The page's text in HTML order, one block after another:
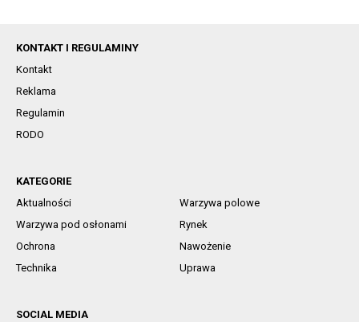
KONTAKT I REGULAMINY
Kontakt
Reklama
Regulamin
RODO
KATEGORIE
Aktualności
Warzywa polowe
Warzywa pod osłonami
Rynek
Ochrona
Nawożenie
Technika
Uprawa
SOCIAL MEDIA